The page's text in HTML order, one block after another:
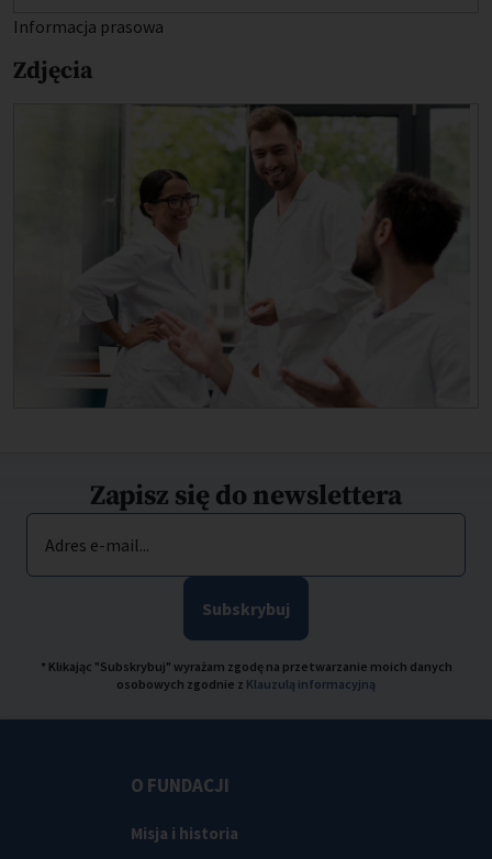
Informacja prasowa
Zdjęcia
Zapisz się do newslettera
Adres e-mail...
Subskrybuj
* Klikając "Subskrybuj" wyrażam zgodę na przetwarzanie moich danych
osobowych zgodnie z Klauzulą informacyjną
O FUNDACJI
Misja i historia